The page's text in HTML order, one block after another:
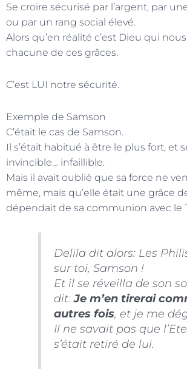
Se croire sécurisé par l’argent, par
ou par un rang social élevé.
Alors qu’en réalité c’est Dieu qui
chacune de ces grâces.
C’est LUI notre sécurité.
Exemple de Samson
C’était le cas de Samson.
Il s’était habitué à être le plus fort, et
invincible… infaillible.
Mais il avait oublié que sa force ne
même, mais qu’elle était une grâce
dépendait de sa communion avec le
Delila dit alors: Les
sur toi, Samson !
Et il se réveilla de son
dit:Je m’en tirerai
autres fois, et je me
Il ne savait pas que
s’était retiré de lui.